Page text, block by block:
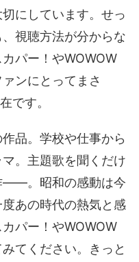
にしています。せっ
視聴方法が分からな
パー！やWOWOW
ンにとってまさ
です。
品。学校や仕事から
。主題歌を聞くだけ
――。昭和の感動は今
あの時代の熱気と感
パー！やWOWOW
てください。きっと